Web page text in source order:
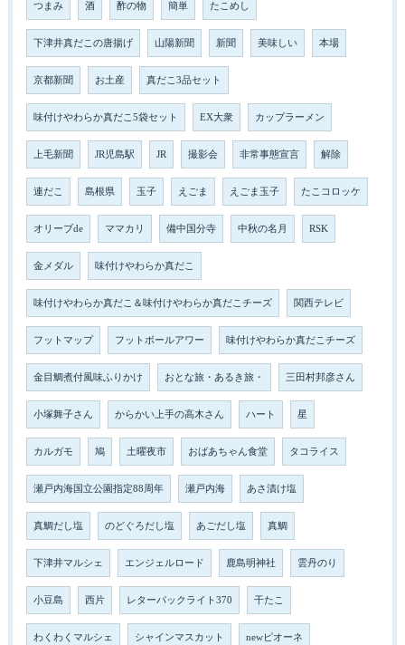
つまみ 酒 酢の物 簡単 たこめし
下津井真だこの唐揚げ 山陽新聞 新聞 美味しい 本場
京都新聞 お土産 真だこ3品セット
味付けやわらか真だこ5袋セット EX大衆 カップラーメン
上毛新聞 JR児島駅 JR 撮影会 非常事態宣言 解除
連だこ 島根県 玉子 えごま えごま玉子 たこコロッケ
オリーブde ママカリ 備中国分寺 中秋の名月 RSK
金メダル 味付けやわらか真だこ
味付けやわらか真だこ＆味付けやわらか真だこチーズ 関西テレビ
フットマップ フットボールアワー 味付けやわらか真だこチーズ
金目鯛煮付風味ふりかけ おとな旅・あるき旅・ 三田村邦彦さん
小塚舞子さん からかい上手の高木さん ハート 星
カルガモ 鳩 土曜夜市 おばあちゃん食堂 タコライス
瀬戸内海国立公園指定88周年 瀬戸内海 あさ漬け塩
真鯛だし塩 のどぐろだし塩 あごだし塩 真鯛
下津井マルシェ エンジェルロード 鹿島明神社 雲丹のり
小豆島 西片 レターパックライト370 干たこ
わくわくマルシェ シャインマスカット newピオーネ